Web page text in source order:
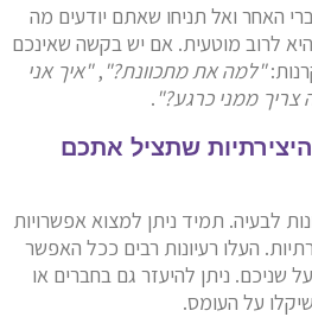
האחר ואל תניחו שאתם יודעים מה
היא לרוב מוטעית. אם יש בקשה שאינכם
"למה את מתכוונת?" ,"איך אני
ממני כרגע?" .
שתציל אתכם
לבעיה. תמיד ניתן למצוא אפשרויות
העלו רעיונות רבים ככל האפשר
שניכם. ניתן להיעזר גם בחברים או
על העומס.